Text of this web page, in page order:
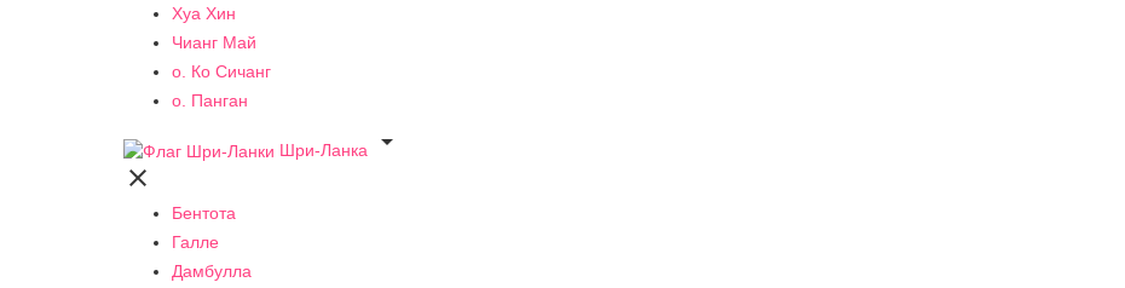
Хуа Хин
Чианг Май
о. Ко Сичанг
о. Панган
Шри-Ланка


Бентота
Галле
Дамбулла